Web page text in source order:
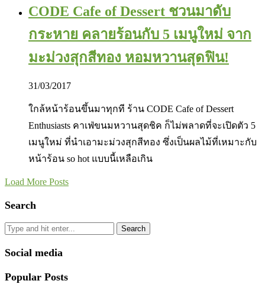
CODE Cafe of Dessert ชวนมาดับ
กระหาย คลายร้อนกับ 5 เมนูใหม่ จาก
มะม่วงสุกสีทอง หอมหวานสุดฟิน!
31/03/2017
ใกล้หน้าร้อนขึ้นมาทุกที ร้าน CODE Cafe of Dessert
Enthusiasts คาเฟ่ขนมหวานสุดชิค ก็ไม่พลาดที่จะเปิดตัว 5
เมนูใหม่ ที่นำเอามะม่วงสุกสีทอง ซึ่งเป็นผลไม้ที่เหมาะกับ
หน้าร้อน so hot แบบนี้เหลือเกิน
Load More Posts
Search
Search
Social media
Popular Posts